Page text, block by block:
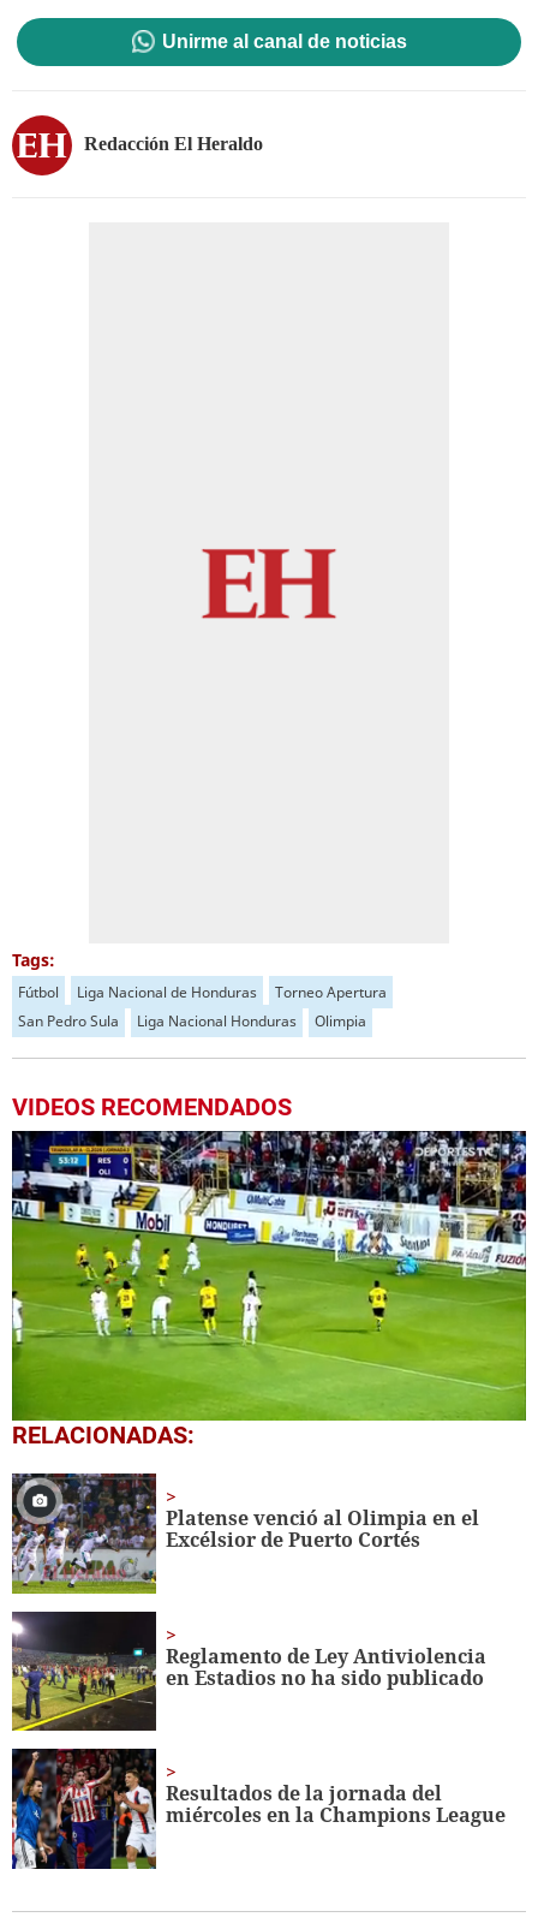
Unirme al canal de noticias
Redacción El Heraldo
Tags:
Fútbol Liga Nacional de Honduras
Torneo Apertura
San Pedro Sula
Liga Nacional Honduras Olimpia
VIDEOS RECOMENDADOS
0
seconds
4
minutes,
9
seconds
RELACIONADAS:
Platense venció al Olimpia en el
Excélsior de Puerto Cortés
Reglamento de Ley Antiviolencia
en Estadios no ha sido publicado
Resultados de la jornada del
miércoles en la Champions League